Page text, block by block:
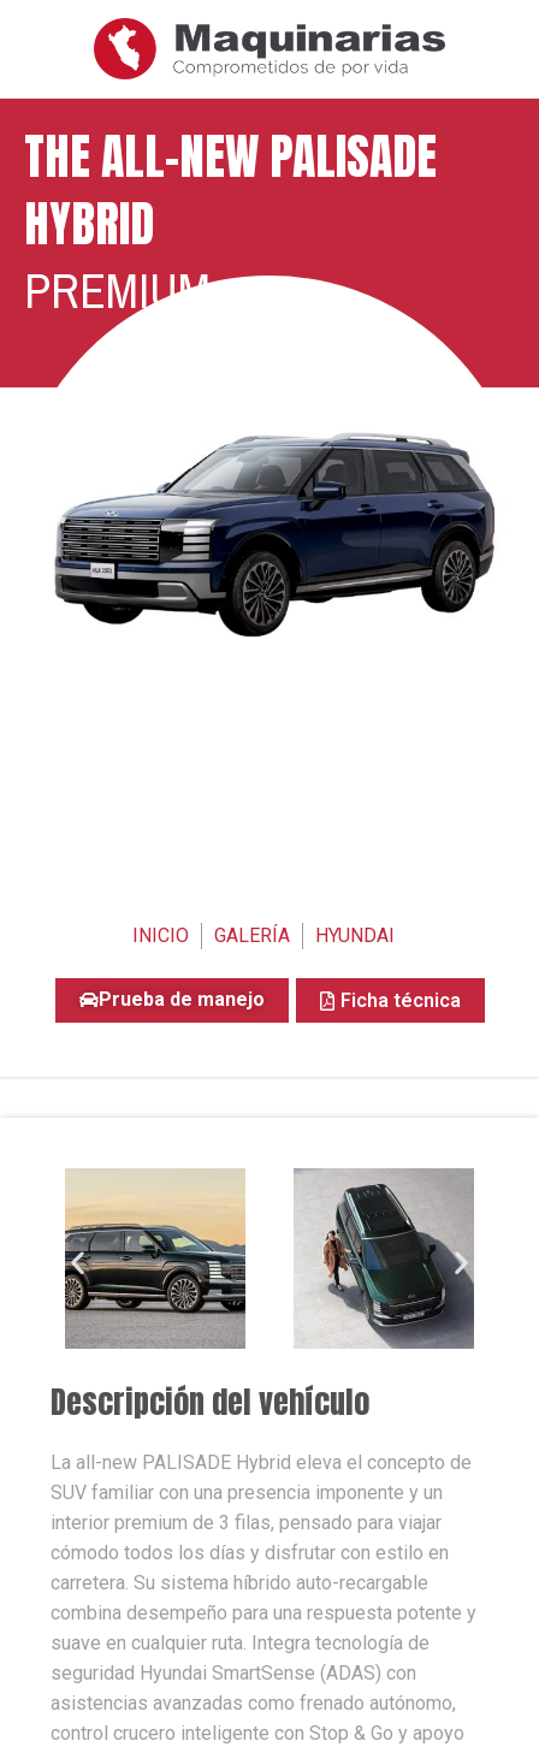
THE ALL-NEW PALISADE
HYBRID
PREMIUM
INICIO GALERÍA HYUNDAI
Prueba de manejo Ficha técnica
Descripción del vehículo
La all-new PALISADE Hybrid eleva el concepto de
SUV familiar con una presencia imponente y un
interior premium de 3 filas, pensado para viajar
cómodo todos los días y disfrutar con estilo en
carretera. Su sistema híbrido auto-recargable
combina desempeño para una respuesta potente y
suave en cualquier ruta. Integra tecnología de
seguridad Hyundai SmartSense (ADAS) con
asistencias avanzadas como frenado autónomo,
control crucero inteligente con Stop & Go y apoyo